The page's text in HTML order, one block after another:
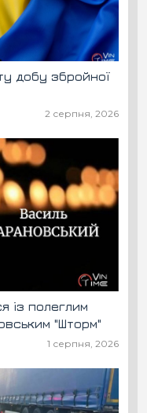
добу збройної
2 серпня, 2026
із полеглим
"Шторм"
1 серпня, 2026